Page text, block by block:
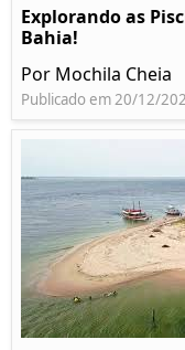
Explorando as
Bahia!
Por Mochila Cheia
Publicado em 20/12/